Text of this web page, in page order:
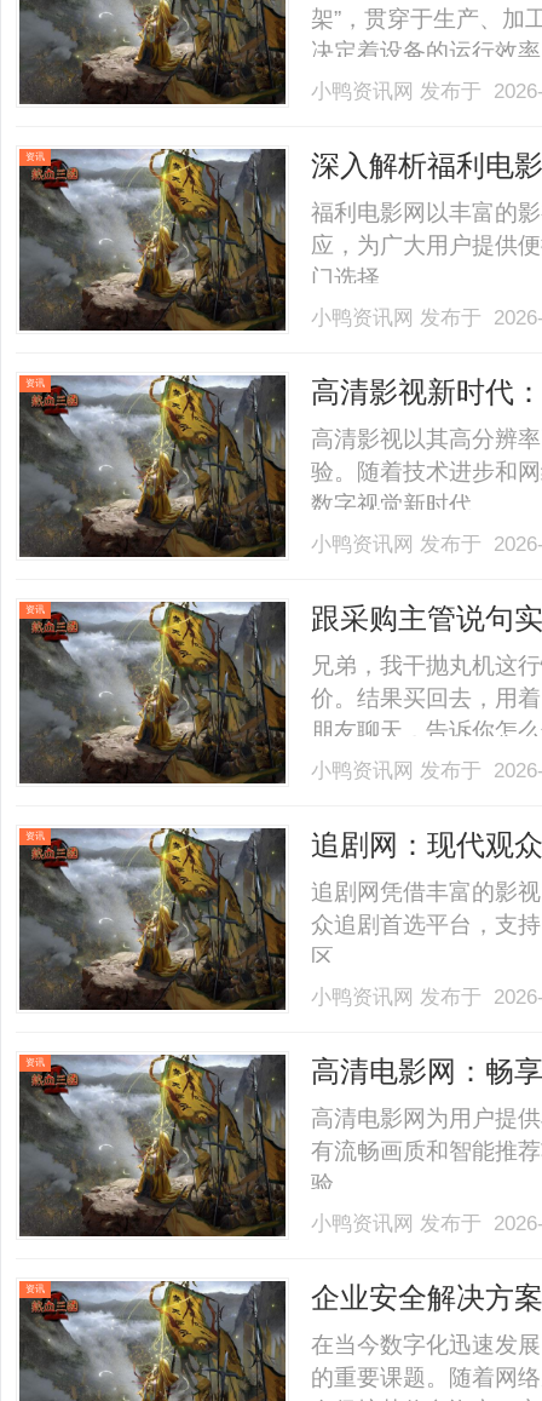
架”，贯穿于生产、加
决定着设备的运行效
微米级组装，到重型
有着截然不同的需求
小鸭资讯网 发布于
资讯
深入解析福利电
南
福利电影网以丰富的
应，为广大用户提供
门选择。......
小鸭资讯网 发布于
资讯 高清影视新时代
高清影视以其高分辨
验。随着技术进步和
数字视觉新时代。......
小鸭资讯网 发布于
资讯 跟采购主管说句
兄弟，我干抛丸机这
价。结果买回去，用
朋友聊天，告诉你怎
生产厂家别听网上吹
的是踏实。真厂家，
也.........
小鸭资讯网 发布于
资讯 追剧网：现代观
追剧网凭借丰富的影
众追剧首选平台，支
区。......
小鸭资讯网 发布于
资讯 高清电影网：畅
高清电影网为用户提
有流畅画质和智能推
验。......
小鸭资讯网 发布于
资讯 企业安全解决方
在当今数字化迅速发
的重要课题。随着网